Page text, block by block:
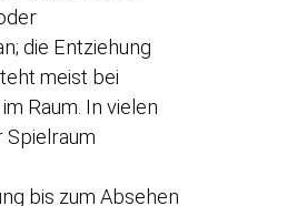
die Entziehung
meist bei
Raum. In vielen
Spielraum
bis zum Absehen